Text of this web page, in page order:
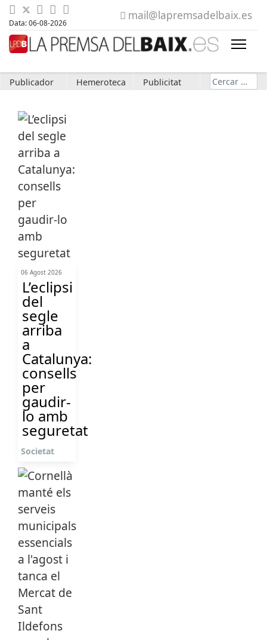
Data: 06-08-2026
mail@lapremsadelbaix.es
Publicador Hemeroteca Publicitat Cerca
06 Agost 2026
L’eclipsi
del
segle
arriba
a
Catalunya:
consells
per
gaudir-
lo amb
seguretat
Societat